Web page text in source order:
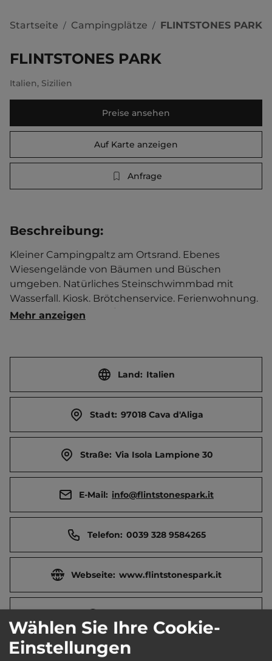
Startseite / Campingplätze / FLINTSTONES PARK
FLINTSTONES PARK
Italien, Sizilien
Preise ansehen
Auf Karte anzeigen
Anfrage
Beschreibung:
Kleiner Campingpaltz am Ortsrand. Ebenes
Wiesengelände von Bäumen und Büschen
umgeben. Natürliches Steinschwimmbad mit
Wasserfall. Kiosk. Brötchenservice. Ferienwohnung.
Ortszentrum 500 m / Strand 300 m entfernt.
Mehr anzeigen
Land: Italien
Stadt: 97018 Cava d'Aliga
Straße: Via Isola Lampione 30
E-Mail: info@flintstonespark.it
Telefon: 0039 328 9584265
Webseite: www.flintstonespark.it
Öffnungszeiten:
Wählen Sie Ihre Cookie-
Einstellungen